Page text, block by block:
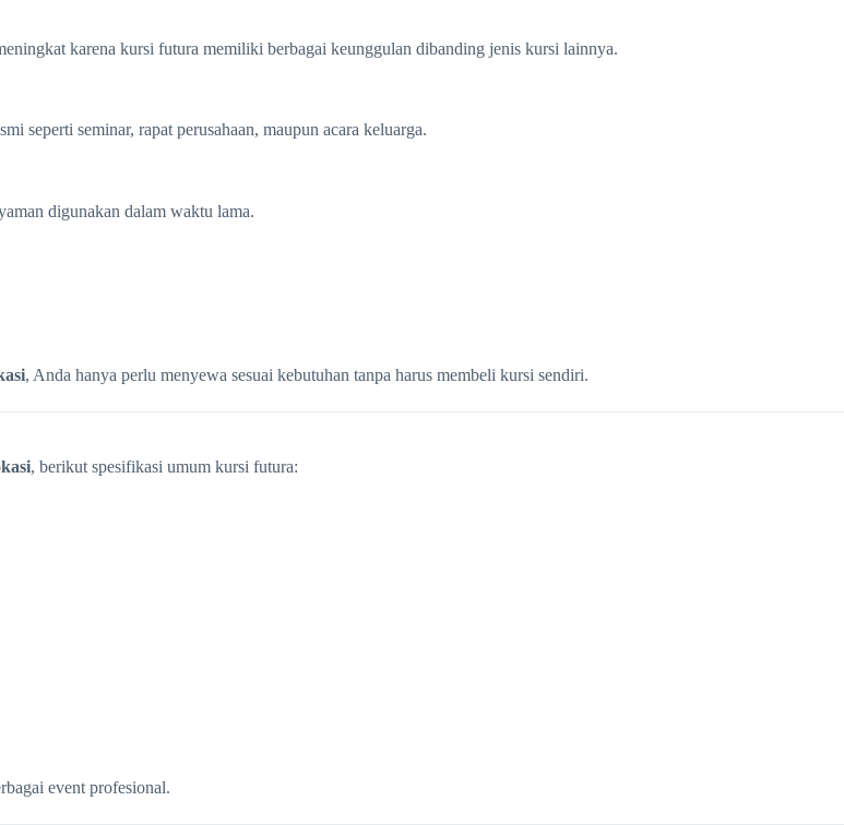
karena kursi futura memiliki berbagai keunggulan dibanding jenis kursi lainnya.
seperti seminar, rapat perusahaan, maupun acara keluarga.
digunakan dalam waktu lama.
, Anda hanya perlu menyewa sesuai kebutuhan tanpa harus membeli kursi sendiri.
, berikut spesifikasi umum kursi futura:
event profesional.